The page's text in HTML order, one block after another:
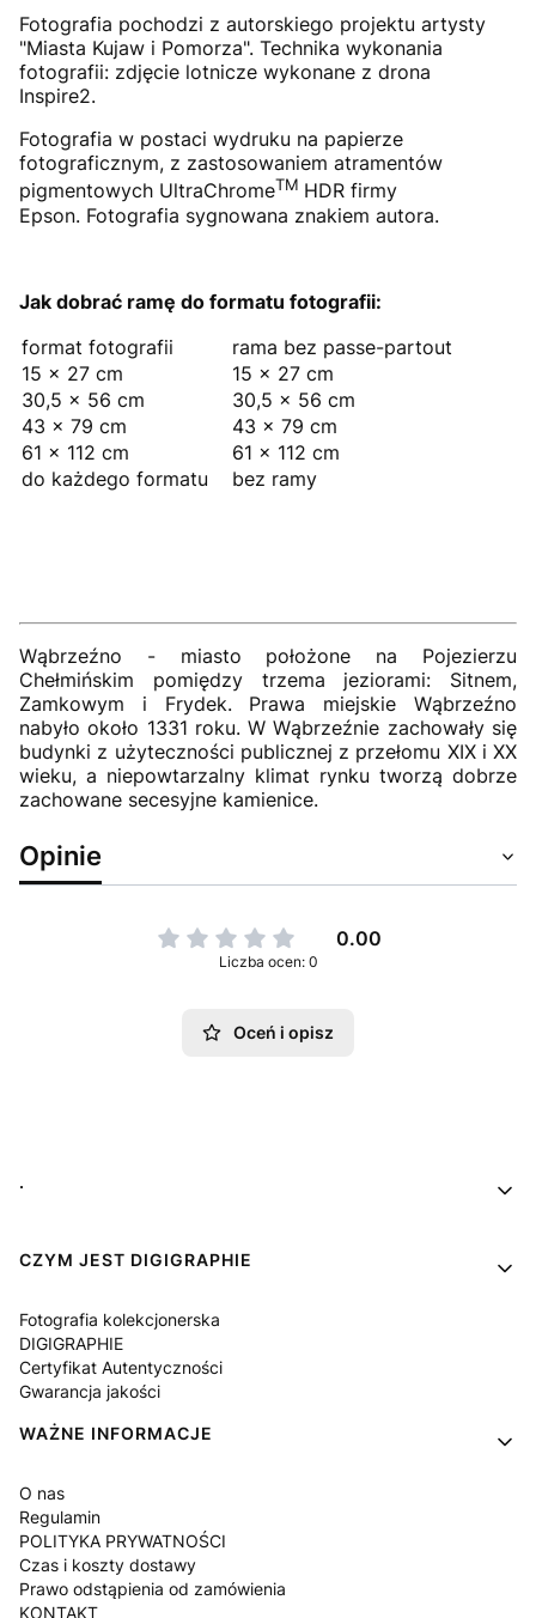
Fotografia pochodzi z autorskiego projektu artysty
"Miasta Kujaw i Pomorza". Technika wykonania
fotografii: zdjęcie lotnicze wykonane z drona
Inspire2.
Fotografia w postaci wydruku na papierze
fotograficznym, z zastosowaniem atramentów
pigmentowych UltraChromeTM HDR firmy
Epson. Fotografia sygnowana znakiem autora.
Jak dobrać ramę do formatu fotografii:
format fotografii
rama bez passe-partout
15 × 27 cm
15 × 27 cm
30,5 × 56 cm
30,5 × 56 cm
43 × 79 cm
43 × 79 cm
61 × 112 cm
61 × 112 cm
do każdego formatu
bez ramy
Wąbrzeźno - miasto położone na Pojezierzu
Chełmińskim pomiędzy trzema jeziorami: Sitnem,
Zamkowym i Frydek. Prawa miejskie Wąbrzeźno
nabyło około 1331 roku. W Wąbrzeźnie zachowały się
budynki z użyteczności publicznej z przełomu XIX i XX
wieku, a niepowtarzalny klimat rynku tworzą dobrze
zachowane secesyjne kamienice.
Opinie
0.00
Liczba ocen: 0
Oceń i opisz
Linki w stopce
.
CZYM JEST DIGIGRAPHIE
Fotografia kolekcjonerska
DIGIGRAPHIE
Certyfikat Autentyczności
Gwarancja jakości
WAŻNE INFORMACJE
O nas
Regulamin
POLITYKA PRYWATNOŚCI
Czas i koszty dostawy
Prawo odstąpienia od zamówienia
KONTAKT